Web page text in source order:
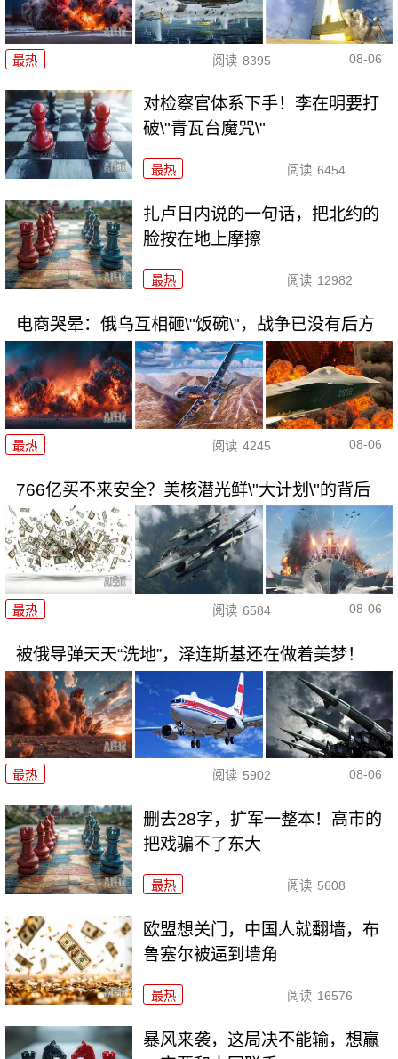
最热 阅读 8395 08-06
对检察官体系下手！李在明要打
破\"青瓦台魔咒\"
最热 阅读 6454
扎卢日内说的一句话，把北约的
脸按在地上摩擦
最热 阅读 12982
电商哭晕：俄乌互相砸\"饭碗\"，战争已没有后方
最热 阅读 4245 08-06
766亿买不来安全？美核潜光鲜\"大计划\"的背后
最热 阅读 6584 08-06
被俄导弹天天“洗地”，泽连斯基还在做着美梦！
最热 阅读 5902 08-06
删去28字，扩军一整本！高市的
把戏骗不了东大
最热 阅读 5608
欧盟想关门，中国人就翻墙，布
鲁塞尔被逼到墙角
最热 阅读 16576
暴风来袭，这局决不能输，想赢